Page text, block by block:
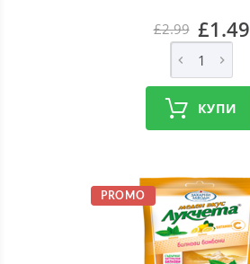
£2.99 £1.49
КУПИ
PROMO